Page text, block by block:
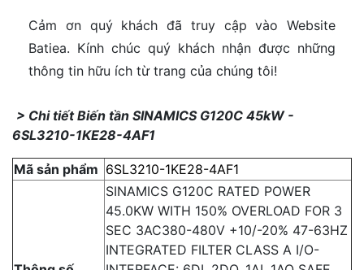
Cảm ơn quý khách đã truy cập vào Website
Batiea. Kính chúc quý khách nhận được những
thông tin hữu ích từ trang của chúng tôi!
> Chi tiết Biến tần SINAMICS G120C 45kW -
6SL3210-1KE28-4AF1
Mã sản phẩm 6SL3210-1KE28-4AF1
SINAMICS G120C RATED POWER
45.0KW WITH 150% OVERLOAD FOR 3
SEC 3AC380-480V +10/-20% 47-63HZ
INTEGRATED FILTER CLASS A I/O-